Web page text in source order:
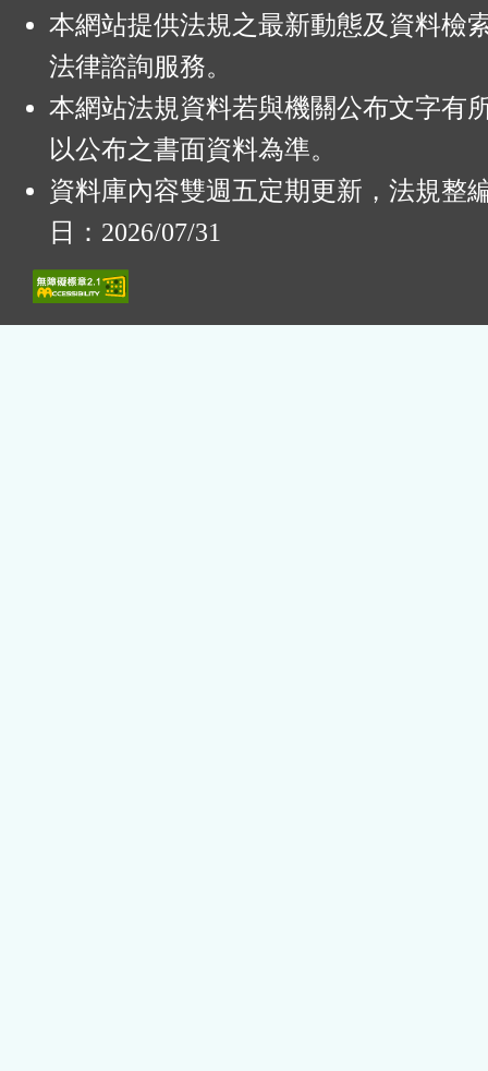
本網站提供法規之最新動態及資料檢
法律諮詢服務。
本網站法規資料若與機關公布文字有
以公布之書面資料為準。
資料庫內容雙週五定期更新，法規整
日：2026/07/31